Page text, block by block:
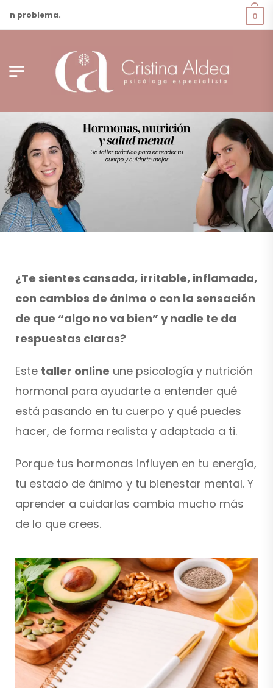
un problema. 0
¿Te sientes cansada, irritable, inflamada,
con cambios de ánimo o con la sensación
de que “algo no va bien” y nadie te da
respuestas claras?
Este taller online une psicología y nutrición
hormonal para ayudarte a entender qué
está pasando en tu cuerpo y qué puedes
hacer, de forma realista y adaptada a ti.
Porque tus hormonas influyen en tu energía,
tu estado de ánimo y tu bienestar mental. Y
aprender a cuidarlas cambia mucho más
de lo que crees.